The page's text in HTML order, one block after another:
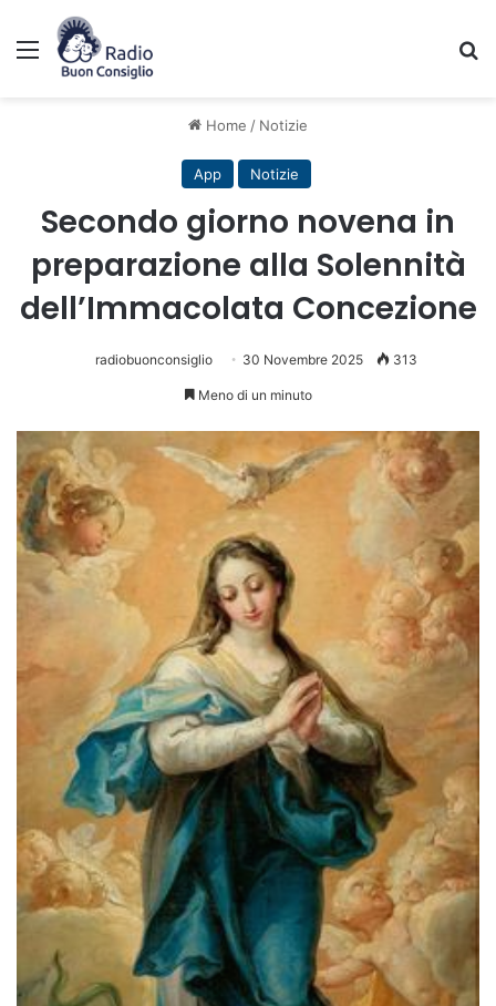
Menu
Home / Notizie
App Notizie
Secondo giorno novena in
preparazione alla Solennità
dell’Immacolata Concezione
radiobuonconsiglio 30 Novembre 2025 313
Meno di un minuto